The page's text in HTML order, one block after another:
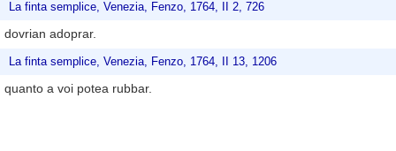
La finta semplice, Venezia, Fenzo, 1764, II 2, 726
dovrian adoprar.
La finta semplice, Venezia, Fenzo, 1764, II 13, 1206
quanto a voi potea rubbar.